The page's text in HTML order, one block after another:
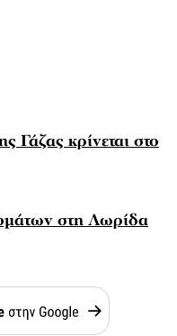
Γάζας κρίνεται στο
στη Λωρίδα